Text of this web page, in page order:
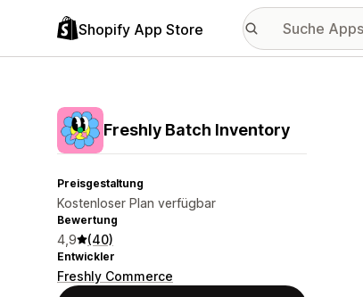
Shopify App Store
Freshly Batch Inventory
Preisgestaltung
Kostenloser Plan verfügbar
Bewertung
4,9 (40)
Entwickler
Freshly Commerce